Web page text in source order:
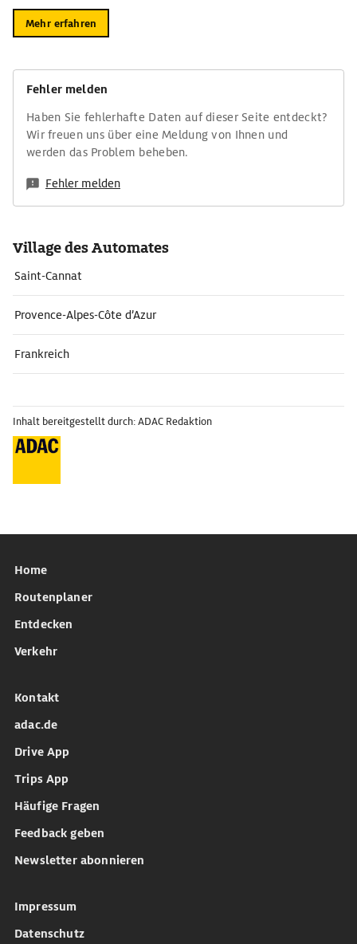
Mehr erfahren
Fehler melden
Haben Sie fehlerhafte Daten auf dieser Seite entdeckt?
Wir freuen uns über eine Meldung von Ihnen und
werden das Problem beheben.
Fehler melden
Village des Automates
Saint-Cannat
Provence-Alpes-Côte d’Azur
Frankreich
Inhalt bereitgestellt durch: ADAC Redaktion
Home
Routenplaner
Entdecken
Verkehr
Kontakt
adac.de
Drive App
Trips App
Häufige Fragen
Feedback geben
Newsletter abonnieren
Impressum
Datenschutz